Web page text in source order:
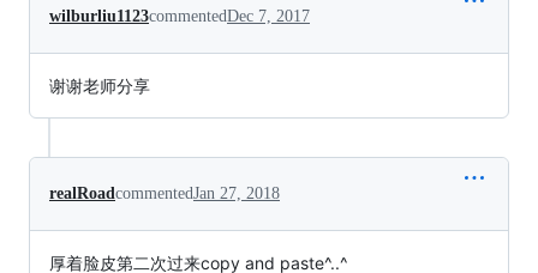
wilburliu1123commentedDec 7, 2017
谢谢老师分享
realRoadcommentedJan 27, 2018
厚着脸皮第二次过来copy and paste^..^